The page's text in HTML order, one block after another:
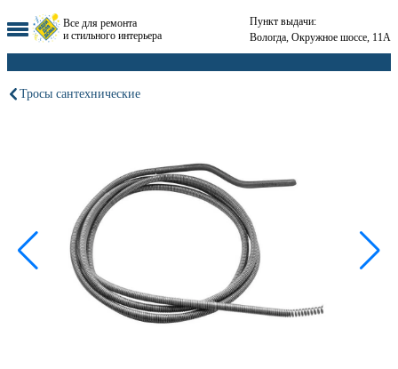
Все для ремонта
и стильного интерьера
Пункт выдачи:
Вологда, Окружное шоссе, 11А
Тросы сантехнические